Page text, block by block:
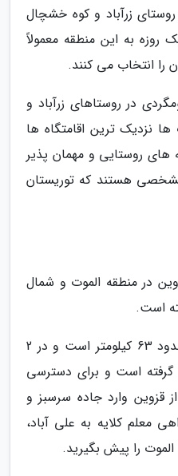
روستای زرآباد و کوه خشچال
روزه به این منطقه معمولاً
را انتخاب می کنند.
در روستاهای زرآباد و
نزدیک ترین اقامتگاه ها
های روستایی و مهمان پذیر
هستند که توریستان
در منطقه الموت و شمال
است.
فاصله قلعه لمبسر از قزوین حدود 63 کیلومتر است و در 2
گرفته است و برای دسترسی
قزوین وارد جاده سرسبز و
معلم کلایه به علی آباد،
را پیش بگیرید.